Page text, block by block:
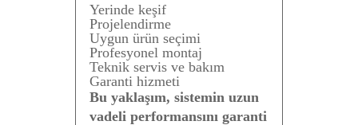
Yerinde keşif
Projelendirme
Uygun ürün seçimi
Profesyonel montaj
Teknik servis ve bakım
Garanti hizmeti
Bu yaklaşım, sistemin uzun
vadeli performansını garanti